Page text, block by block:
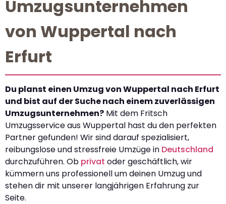
Umzugsunternehmen
von Wuppertal nach
Erfurt
Du planst einen Umzug von Wuppertal nach Erfurt
und bist auf der Suche nach einem zuverlässigen
Umzugsunternehmen? Mit dem Fritsch
Umzugsservice aus Wuppertal hast du den perfekten
Partner gefunden! Wir sind darauf spezialisiert,
reibungslose und stressfreie Umzüge in Deutschland
durchzuführen. Ob privat oder geschäftlich, wir
kümmern uns professionell um deinen Umzug und
stehen dir mit unserer langjährigen Erfahrung zur
Seite.